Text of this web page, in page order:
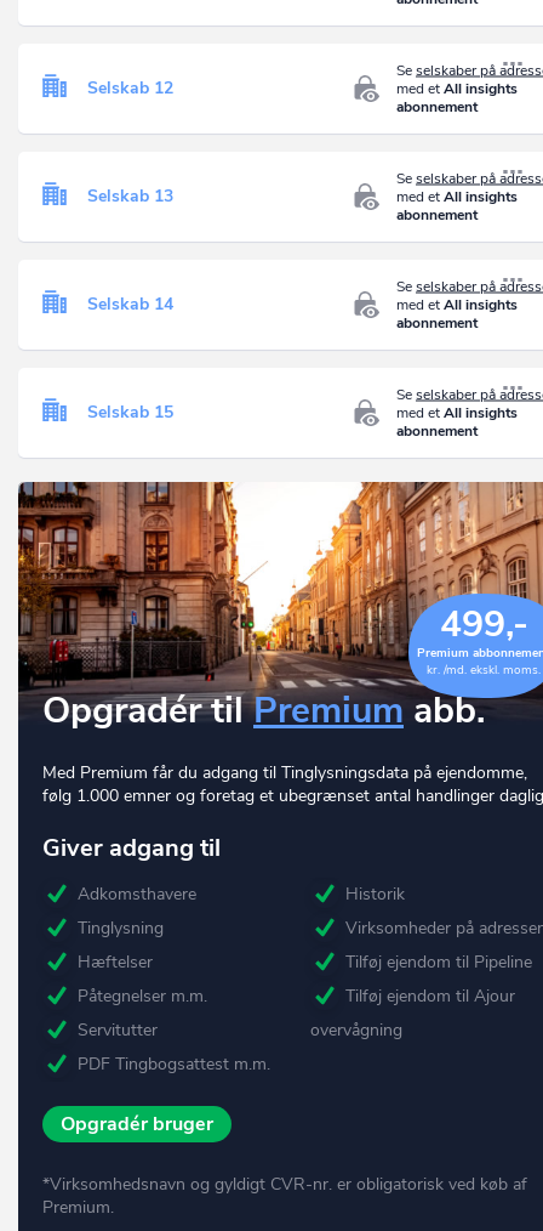
Seselskaber på
med etAll insights
abonnement
Selskab 12
Seselskaber på
med etAll insights
abonnement
Selskab 13
Seselskaber på
med etAll insights
abonnement
Selskab 14
Seselskaber på
med etAll insights
abonnement
Selskab 15
499,-
Premium
kr. /md. ekskl. moms.
Opgradér tilPremium abb.
Med Premium får du adgang til Tinglysningsdata på ejendomme,
følg 1.000 emner og foretag et ubegrænset antal handlinger
Giver adgang til
Adkomsthavere
Tinglysning
Hæftelser
Påtegnelser m.m.
Servitutter
PDF Tingbogsattest m.m.
Historik
Virksomheder på
Tilføj ejendom til Pipeline
Tilføj ejendom til Ajour
overvågning
Opgradér bruger
*Virksomhedsnavn og gyldigt CVR-nr. er obligatorisk ved køb af
Premium.